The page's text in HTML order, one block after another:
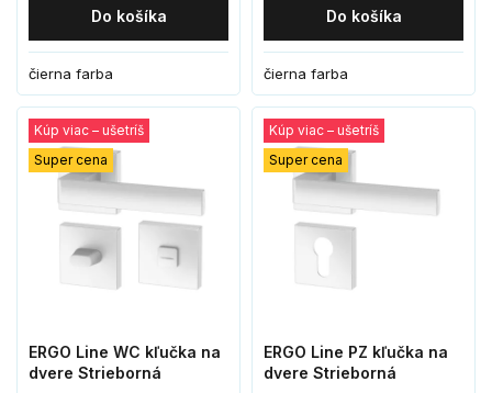
Do košíka
čierna farba
Do košíka
čierna farba
Kúp viac – ušetríš
Super cena
ERGO Line WC kľučka na
dvere Strieborná
Kúp viac – ušetríš
Super cena
ERGO Line PZ kľučka na
dvere Strieborná